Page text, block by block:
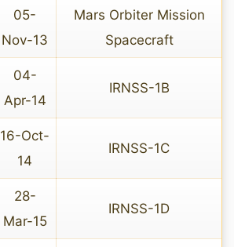
05-
Nov-13
Mars Orbiter Mission
Spacecraft
04-
Apr-14
IRNSS-1B
16-Oct-
14
IRNSS-1C
28-
Mar-15
IRNSS-1D